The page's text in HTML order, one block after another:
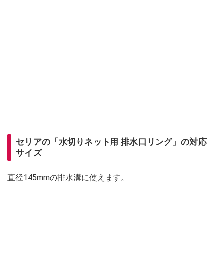
セリアの「水切りネット用 排水口リング」の対応
サイズ
直径145mmの排水溝に使えます。